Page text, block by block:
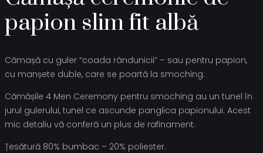
papion slim fit albă
Cămașă cu guler “coada rândunicii” – sau pentru papion,
cu manșete duble, care se poartă la smoching.
Cămășile 4 Men Ceremony pentru smoching au un tunel în
jurul gulerului, tunel ce ascunde panglica papionului. Acest
mic detaliu vă conferă un plus de rafinament.
Țesătură 80% bumbac – 20% poliester.